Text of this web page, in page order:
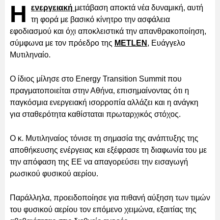
Η ενεργειακή μετάβαση αποκτά νέα δυναμική, αυτή
τη φορά με βασικό κίνητρο την ασφάλεια
εφοδιασμού και όχι αποκλειστικά την απανθρακοποίηση,
σύμφωνα με τον πρόεδρο της METLEN , Ευάγγελο
Μυτιληναίο.
Ο ίδιος μίλησε στο Energy Transition Summit που
πραγματοποιείται στην Αθήνα, επισημαίνοντας ότι η
παγκόσμια ενεργειακή ισορροπία αλλάζει και η ανάγκη
για σταθερότητα καθίσταται πρωταρχικός στόχος.
Ο κ. Μυτιληναίος τόνισε τη σημασία της ανάπτυξης της
αποθήκευσης ενέργειας και εξέφρασε τη διαφωνία του με
την απόφαση της ΕΕ να απαγορεύσει την εισαγωγή
ρωσικού φυσικού αερίου.
Παράλληλα, προειδοποίησε για πιθανή αύξηση των τιμών
του φυσικού αερίου τον επόμενο χειμώνα, εξαιτίας της